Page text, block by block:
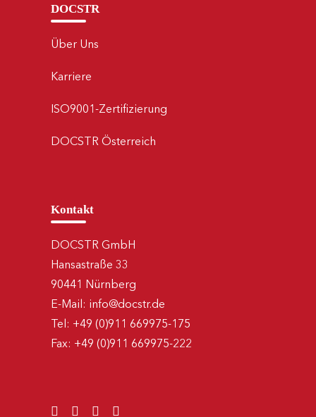
DOCSTR
Über Uns
Karriere
ISO9001-Zertifizierung
DOCSTR Österreich
Kontakt
DOCSTR GmbH
Hansastraße 33
90441 Nürnberg
E-Mail: info@docstr.de
Tel: +49 (0)911 669975-175
Fax: +49 (0)911 669975-222